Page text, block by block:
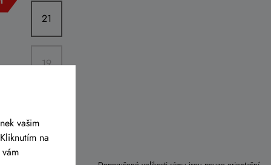
21
19
vašim
na